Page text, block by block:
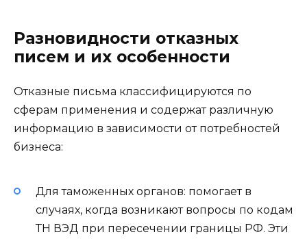
Разновидности отказных
писем и их особенности
Отказные письма классифицируются по
сферам применения и содержат различную
информацию в зависимости от потребностей
бизнеса:
Для таможенных органов: помогает в
случаях, когда возникают вопросы по кодам
ТН ВЭД при пересечении границы РФ. Эти